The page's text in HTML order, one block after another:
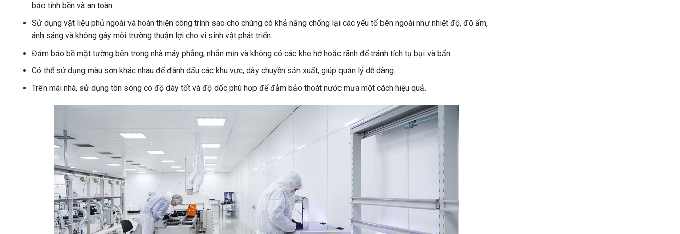
bảo tính bền và an toàn.
Sử dụng vật liệu phủ ngoài và hoàn thiện công trình sao cho chúng có khả năng chống lại các yếu tố bên ngoài như nhiệt độ, độ ẩm,
ánh sáng và không gây môi trường thuận lợi cho vi sinh vật phát triển.
Đảm bảo bề mặt tường bên trong nhà máy phẳng, nhẵn mịn và không có các khe hở hoặc rãnh để tránh tích tụ bụi và bẩn.
Có thể sử dụng màu sơn khác nhau để đánh dấu các khu vực, dây chuyền sản xuất, giúp quản lý dễ dàng.
Trên mái nhà, sử dụng tôn sóng có độ dày tốt và độ dốc phù hợp để đảm bảo thoát nước mưa một cách hiệu quả.